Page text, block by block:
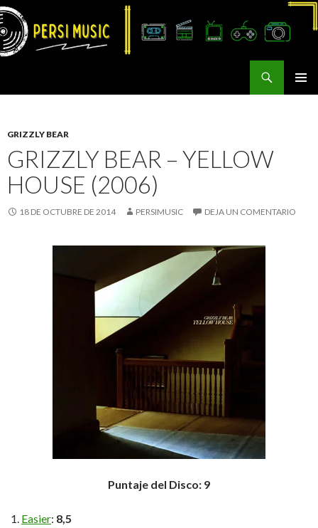
GRIZZLY BEAR
GRIZZLY BEAR – YELLOW
HOUSE (2006)
18 DE OCTUBRE DE 2014 PERSIMUSIC DEJA UN COMENTARIO
Puntaje del Disco: 9
Easier: 8,5